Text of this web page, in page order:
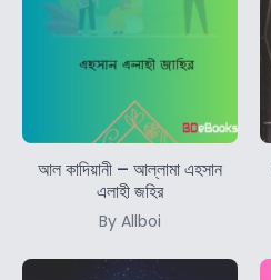
আল কাদিয়ানী – আল্লামা এহসান
এলাহী জহির
By Allboi